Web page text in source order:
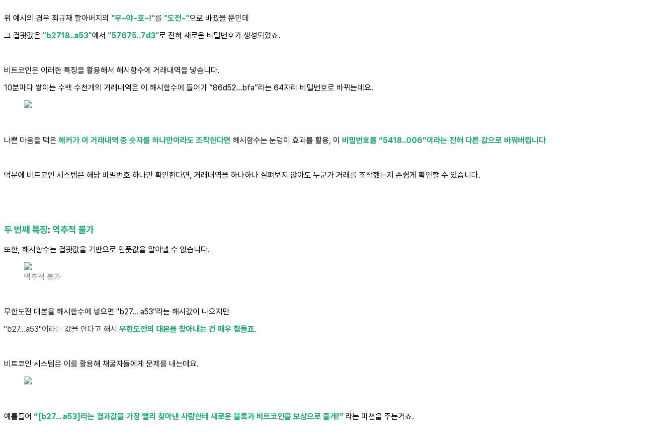
위 예시의 경우 최규재 할아버지의 "무~야~호~!"를 "도전~"으로 바꿨을 뿐인데
그 결괏값은 "b2718..a53"에서 "57675..7d3"로 전혀 새로운 비밀번호가 생성되었죠.
비트코인은 이러한 특징을 활용해서 해시함수에 거래내역을 넣습니다.
10분마다 쌓이는 수백 수천개의 거래내역은 이 해시함수에 들어가 “86d52…bfa”라는 64자리 비밀번호로 바뀌는데요.
나쁜 마음을 먹은 해커가 이 거래내역 중 숫자를 하나만이라도 조작한다면 해시함수는 눈덩이 효과를 활용, 이 비밀번호를 “5418..006”이라는 전혀 다른 값으로 바꿔버립니다
덕분에 비트코인 시스템은 해당 비밀번호 하나만 확인한다면, 거래내역을 하나하나 살펴보지 않아도 누군가 거래를 조작했는지 손쉽게 확인할 수 있습니다.
두 번째 특징: 역추적 불가
또한, 해시함수는 결괏값을 기반으로 인풋값을 알아낼 수 없습니다.
역추적 불가
무한도전 대본을 해시함수에 넣으면 "b27... a53"라는 해시값이 나오지만
"b27...a53"이라는 값을 안다고 해서 무한도전의 대본을 찾아내는 건 매우 힘들죠.
비트코인 시스템은 이를 활용해 채굴자들에게 문제를 내는데요.
예를들어 “[b27... a53]라는 결과값을 가장 빨리 찾아낸 사람한테 새로운 블록과 비트코인을 보상으로 줄게!” 라는 미션을 주는거죠.